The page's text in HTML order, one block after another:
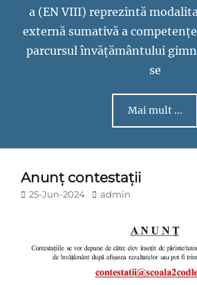
a (EN VIII) reprezintă
externă sumativă a
parcursul învățământului
se
Mai mult ...
Anunț contestații
Posted
25-Jun-2024 Author
admin